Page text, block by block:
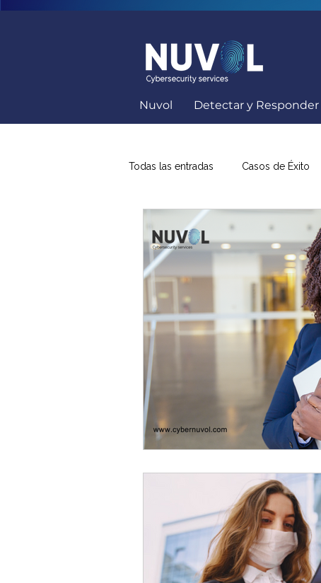
Nuvol Detectar y Responder
Todas las entradas Casos de Éxito
Capacitación Seguridad Informática
Soluciones Ciberseguridad
Certificacion ISO 27001:2013
Nuvol